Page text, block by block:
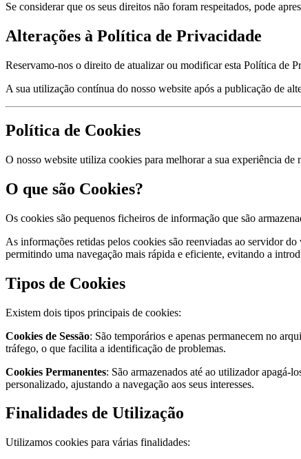
Se considerar que os seus direitos não foram respeitados, pode
Alterações à Política de Privacidade
Reservamo-nos o direito de atualizar ou modificar esta Política de
A sua utilização contínua do nosso website após a publicação de
Política de Cookies
O nosso website utiliza cookies para melhorar a sua experiência
O que são Cookies?
Os cookies são pequenos ficheiros de informação que são
As informações retidas pelos cookies são reenviadas ao servidor
permitindo uma navegação mais rápida e eficiente, evitando a
Tipos de Cookies
Existem dois tipos principais de cookies:
Cookies de Sessão: São temporários e apenas permanecem no
tráfego, o que facilita a identificação de problemas.
Cookies Permanentes: São armazenados até ao utilizador apagá-
personalizado, ajustando a navegação aos seus interesses.
Finalidades de Utilização
Utilizamos cookies para várias finalidades: